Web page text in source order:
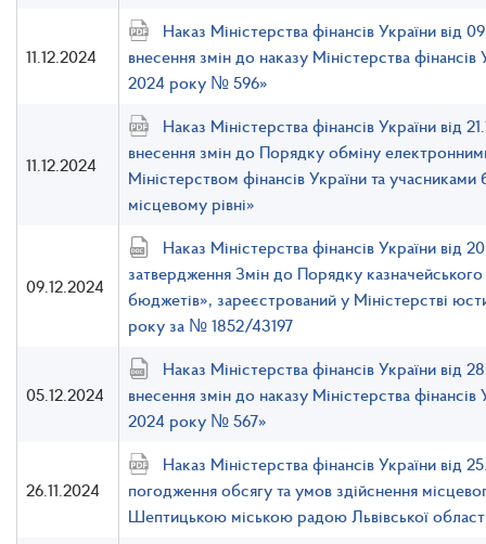
11.12.2024
Наказ Міністерства фінансів України
внесення змін до наказу Міністерства фінансів
2024 року № 596»
11.12.2024
Наказ Міністерства фінансів України від
внесення змін до Порядку обміну
Міністерством фінансів України та
місцевому рівні»
09.12.2024
Наказ Міністерства фінансів України від
затвердження Змін до Порядку
бюджетів», зареєстрований у Міністерстві
року за № 1852/43197
05.12.2024
Наказ Міністерства фінансів України від
внесення змін до наказу Міністерства
2024 року № 567»
26.11.2024
Наказ Міністерства фінансів України від
погодження обсягу та умов здійснення
Шептицькою міською радою Львівської